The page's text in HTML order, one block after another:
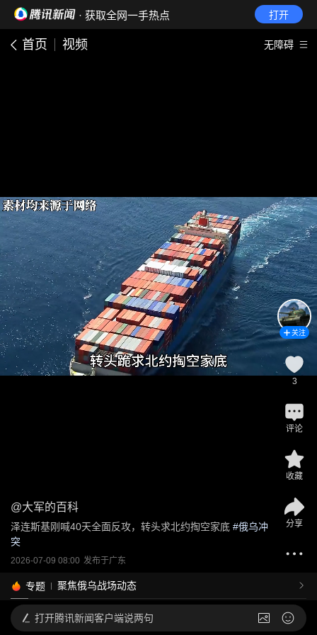
· 获取全网一手热点 打开
首页 视频 无障碍
@大军的百科
泽连斯基刚喊40天全面反攻，转头求北约掏空家底 #俄乌冲
突
2026-07-09 08:00 发布于广东
专题 聚焦俄乌战场动态
关注
3
评论
收藏
分享
打开腾讯新闻客户端说两句